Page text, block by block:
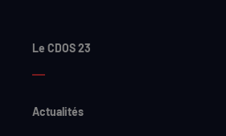
Le CDOS 23
Actualités